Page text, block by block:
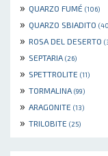
» QUARZO FUMÉ (106)
» QUARZO SBIADITO
» ROSA DEL DESERTO
» SEPTARIA (26)
» SPETTROLITE (11)
» TORMALINA (99)
» ARAGONITE (13)
» TRILOBITE (25)